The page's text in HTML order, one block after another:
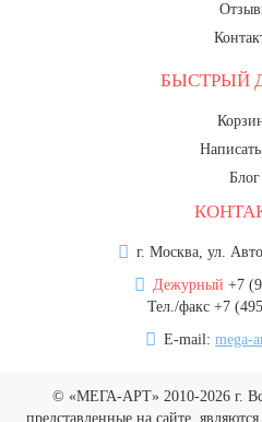
БЫСТРЫЙ
Блог
г. Москва, ул.
Дежурный +7
Тел./факс +7
E-mail: mega-
© «МЕГА-АРТ» 2010-2026 г.
представленные на сайте,